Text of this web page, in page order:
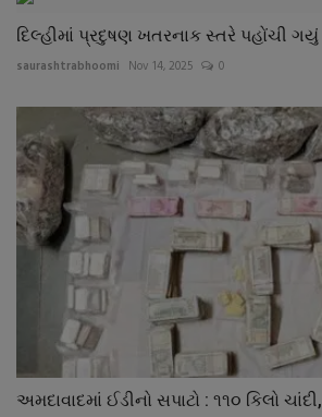
દિલ્હીમાં પ્રદુષણ ખતરનાક સ્તરે પહોંચી ગયું :
saurashtrabhoomi Nov 14, 2025 0
અમદાવાદમાં ઈડીનો સપાટો : ૧૧૦ કિલો